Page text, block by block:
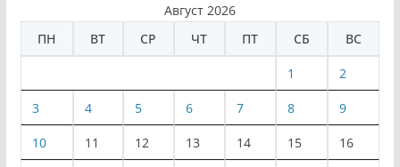
Август 2026
ПН
ВТ СР ЧТ ПТ СБ ВС
1 2
3 4 5 6 7 8 9
10 11 12 13 14 15 16